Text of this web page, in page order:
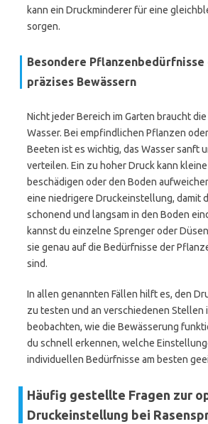
kann ein Druckminderer für eine
sorgen.
Besondere
präzises Bewässern
Nicht jeder Bereich im Garten braucht
Wasser. Bei empfindlichen Pflanzen
Beeten ist es wichtig, das Wasser sanft
verteilen. Ein zu hoher Druck kann
beschädigen oder den Boden
eine niedrigere Druckeinstellung, damit
schonend und langsam in den Boden
kannst du einzelne Sprenger oder
sie genau auf die Bedürfnisse der
sind.
In allen genannten Fällen hilft es, den
zu testen und an verschiedenen Stellen
beobachten, wie die Bewässerung
du schnell erkennen, welche
individuellen Bedürfnisse am besten
Häufig gestellte Fragen zur
Druckeinstellung bei